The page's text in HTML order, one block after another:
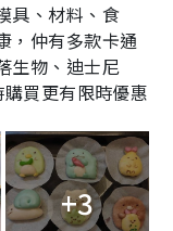
具、材料、食
，仲有多款卡通
生物、迪士尼
買更有限時優惠
+3